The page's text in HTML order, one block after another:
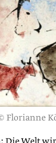
Florianne